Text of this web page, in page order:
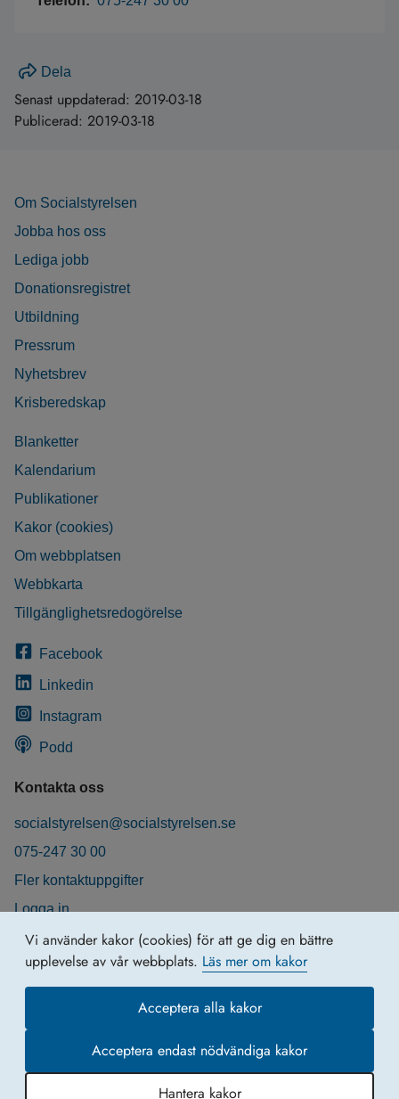
Vi använder kakor (cookies) för att ge dig en bättre
upplevelse av vår webbplats. Läs mer om kakor
Acceptera alla kakor
Acceptera endast nödvändiga kakor
Hantera kakor
Dela
Senast uppdaterad: 2019-03-18
Publicerad: 2019-03-18
Om Socialstyrelsen
Jobba hos oss
Lediga jobb
Donationsregistret
Utbildning
Pressrum
Nyhetsbrev
Krisberedskap
Blanketter
Kalendarium
Publikationer
Kakor (cookies)
Om webbplatsen
Webbkarta
Tillgänglighetsredogörelse
Facebook
Linkedin
Instagram
Podd
Kontakta oss
socialstyrelsen@socialstyrelsen.se
075-247 30 00
Fler kontaktuppgifter
Logga in
Behandling av personuppgifter